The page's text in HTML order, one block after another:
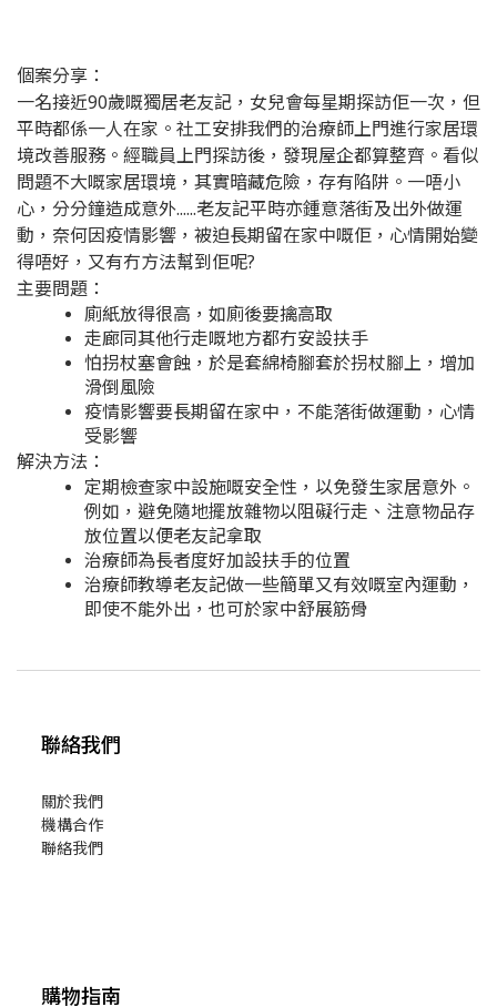
個案分享：
一名接近90歲嘅獨居老友記，女兒會每星期探訪佢一次，但
平時都係一人在家。社工安排我們的治療師上門進行家居環
境改善服務。經職員上門探訪後，發現屋企都算整齊。看似
問題不大嘅家居環境，其實暗藏危險，存有陷阱。一唔小
心，分分鐘造成意外......老友記平時亦鍾意落街及出外做運
動，奈何因疫情影響，被迫長期留在家中嘅佢，心情開始變
得唔好，又有冇方法幫到佢呢?
主要問題：
廁紙放得很高，如廁後要擒高取
走廊同其他行走嘅地方都冇安設扶手
怕拐杖塞會蝕，於是套綿椅腳套於拐杖腳上，增加
滑倒風險
疫情影響要長期留在家中，不能落街做運動，心情
受影響
解決方法：
定期檢查家中設施嘅安全性，以免發生家居意外。
例如，避免隨地擺放雜物以阻礙行走、注意物品存
放位置以便老友記拿取
治療師為長者度好加設扶手的位置
治療師教導老友記做一些簡單又有效嘅室內運動，
即使不能外出，也可於家中舒展筋骨
聯絡我們
關於我們
機構合作
聯絡我們
購物指南